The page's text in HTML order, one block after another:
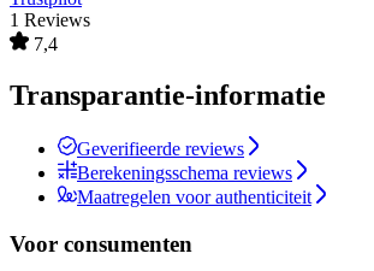
1 Reviews
7,4
Transparantie-informatie
Geverifieerde reviews
Berekeningsschema reviews
Maatregelen voor authenticiteit
Voor consumenten